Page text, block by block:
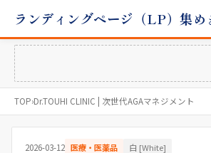
ランディングページ（LP）集め
TOP›Dr.TOUHI CLINIC | 次世代AGAマネジメント
2026-03-12 医療・医薬品 白 [White]